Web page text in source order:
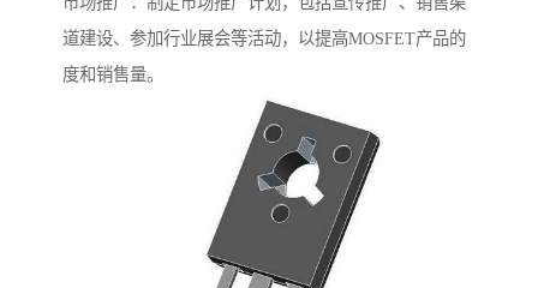
道建设、参加行业展会等活动，以提高MOSFET产品的
度和销售量。